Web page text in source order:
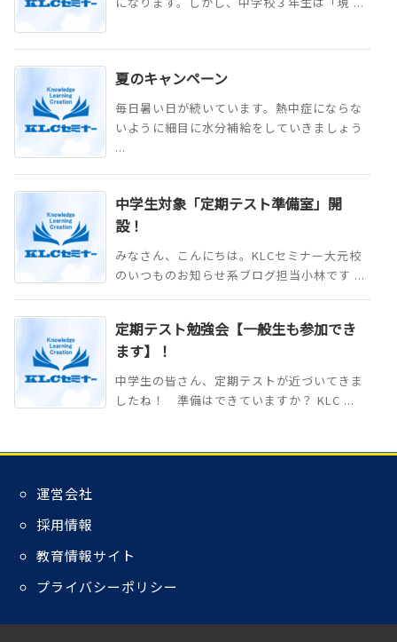
夏のキャンペーン
毎日暑い日が続いています。熱中症にならな
いように細目に水分補給をしていきましょう
...
中学生対象「定期テスト準備室」開
設！
みなさん、こんにちは。KLCセミナー大元校
のいつものお知らせ系ブログ担当小林です ...
定期テスト勉強会【一般生も参加でき
ます】！
中学生の皆さん、定期テストが近づいてきま
したね！ 準備はできていますか？ KLC ...
運営会社
採用情報
教育情報サイト
プライバシーポリシー